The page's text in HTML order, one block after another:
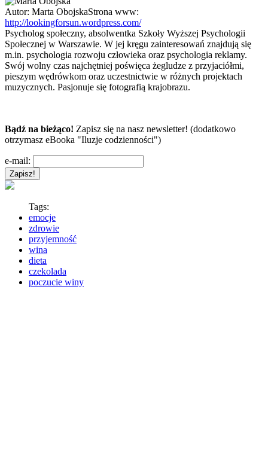
Autor: Marta ObojskaStrona www:
http://lookingforsun.wordpress.com/
Psycholog społeczny, absolwentka Szkoły Wyższej Psychologii
Społecznej w Warszawie. W jej kręgu zainteresowań znajdują się
m.in. psychologia rozwoju człowieka oraz psychologia reklamy.
Swój wolny czas najchętniej poświęca żegludze z przyjaciółmi,
pieszym wędrówkom oraz uczestnictwie w różnych projektach
muzycznych. Pasjonuje się fotografią krajobrazu.
Bądź na bieżąco! Zapisz się na nasz newsletter! (dodatkowo
otrzymasz eBooka "Iluzje codzienności")
e-mail:
Tags:
emocje
zdrowie
przyjemność
wina
dieta
czekolada
poczucie winy